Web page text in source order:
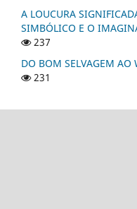
A LOUCURA
SIMBÓLICO E O
237
DO BOM SELVAGEM AO
231